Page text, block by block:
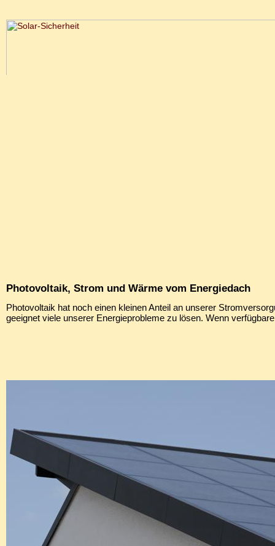
Photovoltaik, Strom und Wärme vom Energiedach
Photovoltaik hat noch einen kleinen Anteil an unserer
geeignet viele unserer Energieprobleme zu lösen. Wenn